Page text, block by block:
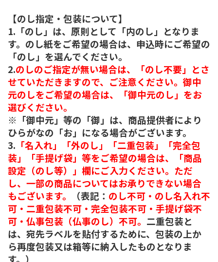
【のし指定・包装について】
1.「のし」は、原則として「内のし」となりま
す。のし紙をご希望の場合は、申込時にご希望の
「のし」を選んでください。
2.のしのご指定が無い場合は、「のし不要」とさ
せていただきますので、ご注意ください。御中
元のしをご希望の場合は、「御中元のし」をお
選びください。
※「御中元」等の「御」は、商品提供者により
ひらがなの「お」になる場合がございます。
3. 「名入れ」「外のし」「二重包装」「完全包
装」「手提げ袋」等をご希望の場合は、「商品
設定（のし等）」欄にご入力ください。ただ
し、一部の商品についてはお承りできない場合
もございます。
（表記： のし不可・のし名入れ不
可・二重包装不可・完全包装不可・手提げ袋不
可・仏事包装（仏事のし）不可。 二重包装と
は、宛先ラベルを貼付するために、包装の上か
ら再度包装又は箱等に納入したものとなりま
す。）